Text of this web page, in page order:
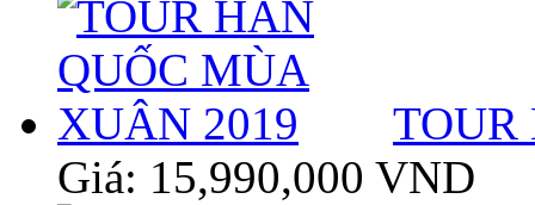
TOUR
Giá: 15,990,000 VND